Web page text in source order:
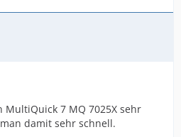
7 MQ 7025X sehr
damit sehr schnell.